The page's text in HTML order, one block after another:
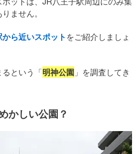
ません。
ら近いスポット をご紹介しましょ
という「明神公園 」を調査してき
かしい公園？